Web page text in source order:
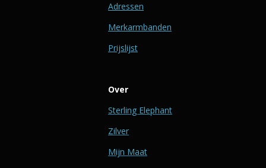
Adressen
Merkarmbanden
Prijslijst
Over
Sterling Elephant
Zilver
Mijn Maat